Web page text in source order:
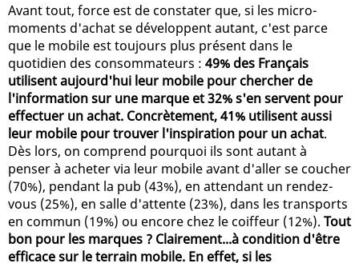
Avant tout, force est de constater que, si les micro-
moments d'achat se développent autant, c'est parce
que le mobile est toujours plus présent dans le
quotidien des consommateurs : 49% des Français
utilisent aujourd'hui leur mobile pour chercher de
l'information sur une marque et 32% s'en servent pour
effectuer un achat. Concrètement, 41% utilisent aussi
leur mobile pour trouver l'inspiration pour un achat.
Dès lors, on comprend pourquoi ils sont autant à
penser à acheter via leur mobile avant d'aller se coucher
(70%), pendant la pub (43%), en attendant un rendez-
vous (25%), en salle d'attente (23%), dans les transports
en commun (19%) ou encore chez le coiffeur (12%). Tout
bon pour les marques ? Clairement...à condition d'être
efficace sur le terrain mobile. En effet, si les